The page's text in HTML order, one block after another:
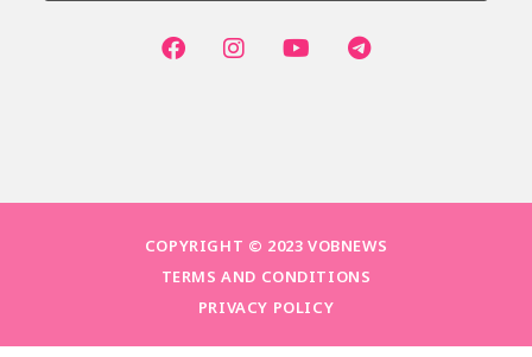
COPYRIGHT © 2023 VOBNEWS
TERMS AND CONDITIONS
PRIVACY POLICY